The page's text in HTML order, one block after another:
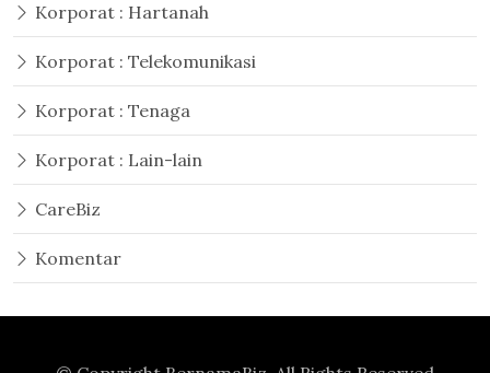
Korporat : Hartanah
Korporat : Telekomunikasi
Korporat : Tenaga
Korporat : Lain-lain
CareBiz
Komentar